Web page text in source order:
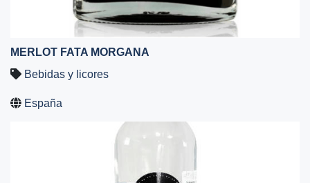
MERLOT FATA MORGANA
Bebidas y licores
España